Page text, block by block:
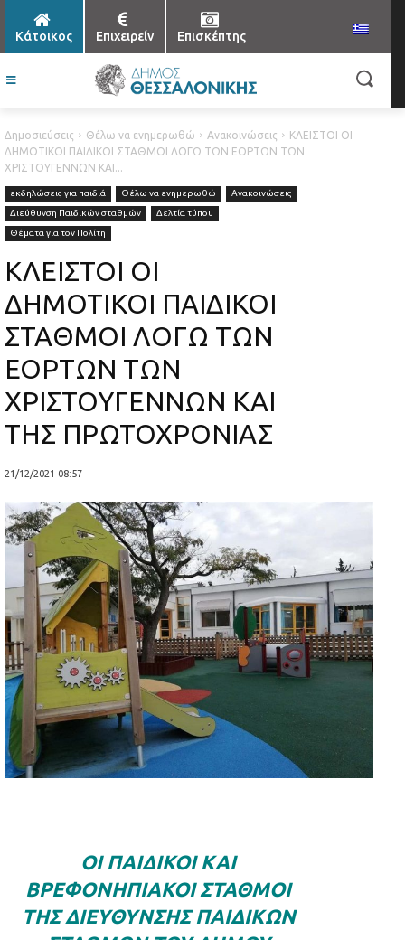
Κάτοικος Επιχειρείν Επισκέπτης
Δημοσιεύσεις Θέλω να ενημερωθώ Ανακοινώσεις
ΚΛΕΙΣΤΟΙ ΟΙ
ΔΗΜΟΤΙΚΟΙ ΠΑΙΔΙΚΟΙ ΣΤΑΘΜΟΙ ΛΟΓΩ ΤΩΝ ΕΟΡΤΩΝ ΤΩΝ
ΧΡΙΣΤΟΥΓΕΝΝΩΝ ΚΑΙ...
εκδηλώσεις για παιδιά Θέλω να ενημερωθώ
Ανακοινώσεις
Διεύθυνση Παιδικών σταθμών
Δελτία τύπου
Θέματα για τον Πολίτη
ΚΛΕΙΣΤΟΙ ΟΙ
ΔΗΜΟΤΙΚΟΙ ΠΑΙΔΙΚΟΙ
ΣΤΑΘΜΟΙ ΛΟΓΩ ΤΩΝ
ΕΟΡΤΩΝ ΤΩΝ
ΧΡΙΣΤΟΥΓΕΝΝΩΝ ΚΑΙ
ΤΗΣ ΠΡΩΤΟΧΡΟΝΙΑΣ
21/12/2021 08:57
OΙ ΠΑΙΔΙΚΟΊ ΚΑΙ
ΒΡΕΦΟΝΗΠΙΑΚΟΊ ΣΤΑΘΜΟΊ
ΤΗΣ ΔΙΕΎΘΥΝΣΗΣ ΠΑΙΔΙΚΏΝ